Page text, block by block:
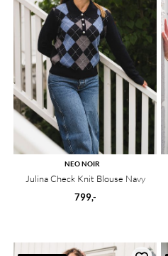
NEO NOIR
Julina Check Knit Blouse Navy
799,-